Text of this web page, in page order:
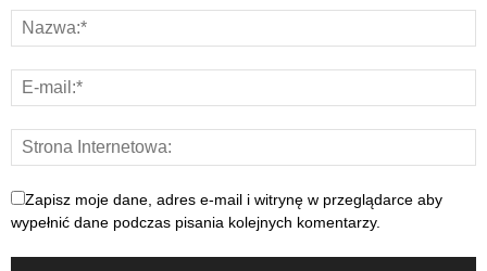
Zapisz moje dane, adres e-mail i witrynę w przeglądarce aby
wypełnić dane podczas pisania kolejnych komentarzy.